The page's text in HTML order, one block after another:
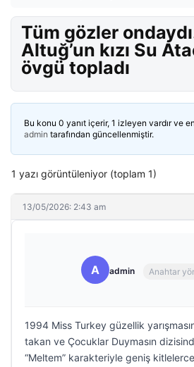
Tüm gözler
Altuğ’un kızı Su
övgü topladı
Bu konu 0 yanıt içerir, 1 izleyen vardır ve
admin tarafından güncellenmiştir.
1 yazı görüntüleniyor (toplam 1)
13/05/2026: 2:43 am
A admin Anahtar
1994 Miss Turkey güzellik
takan ve Çocuklar Duymasın
“Meltem” karakteriyle geniş